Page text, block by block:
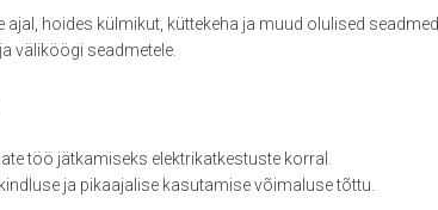
hoides külmikut, küttekeha ja muud olulised
väliköögi seadmetele.
töö jätkamiseks elektrikatkestuste korral.
ja pikaajalise kasutamise võimaluse tõttu.